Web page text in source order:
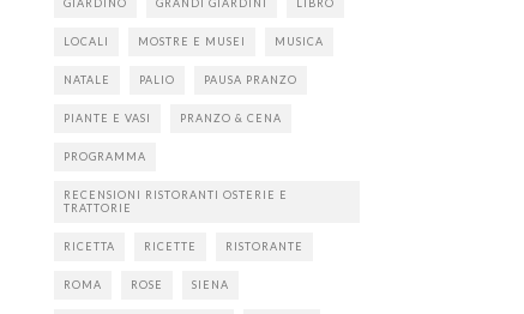
GIARDINO GRANDI GIARDINI LIBRO
LOCALI MOSTRE E MUSEI MUSICA
NATALE PALIO PAUSA PRANZO
PIANTE E VASI PRANZO & CENA
PROGRAMMA
RECENSIONI RISTORANTI OSTERIE E
TRATTORIE
RICETTA RICETTE RISTORANTE
ROMA ROSE SIENA